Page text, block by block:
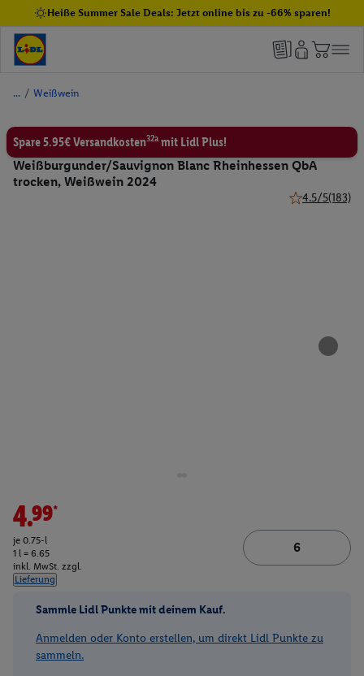
Heiße Summer Sale Deals: Jetzt online bis zu -66% sparen!
/ Weißwein
Spare 5.95€ Versandkosten32a mit Lidl Plus!
Weißburgunder/Sauvignon Blanc Rheinhessen QbA
trocken, Weißwein 2024
4.5/5(183)
4.99*
je 0.75-l
1 l = 6.65
inkl. MwSt. zzgl.
Lieferung
Sammle Lidl Punkte mit deinem Kauf.
Anmelden oder Konto erstellen, um direkt Lidl Punkte zu
sammeln.